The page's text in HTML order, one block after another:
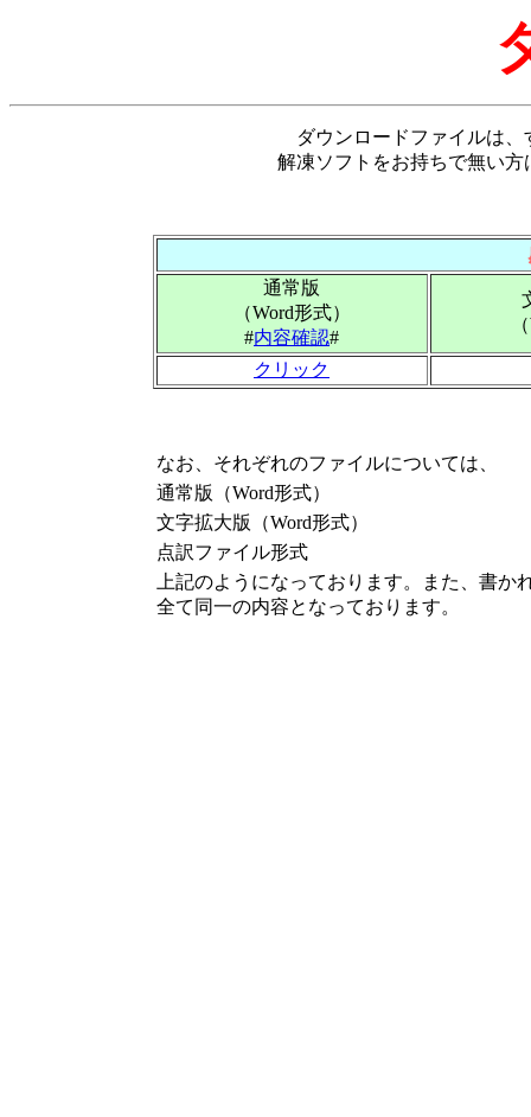
ダウンロードファイルは
解凍ソフトをお持ちで無い方
通常版
（Word形式）
#内容確認#
クリック
なお、それぞれのファイルについては、
通常版（Word形式）
文字拡大版（Word形式）
点訳ファイル形式
上記のようになっております。また、書か
全て同一の内容となっております。